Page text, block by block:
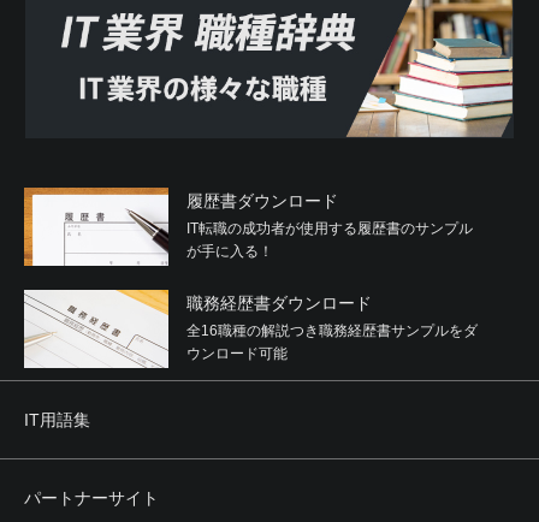
履歴書ダウンロード
IT転職の成功者が使用する履歴書のサンプル
が手に入る！
職務経歴書ダウンロード
全16職種の解説つき職務経歴書サンプルをダ
ウンロード可能
IT用語集
パートナーサイト